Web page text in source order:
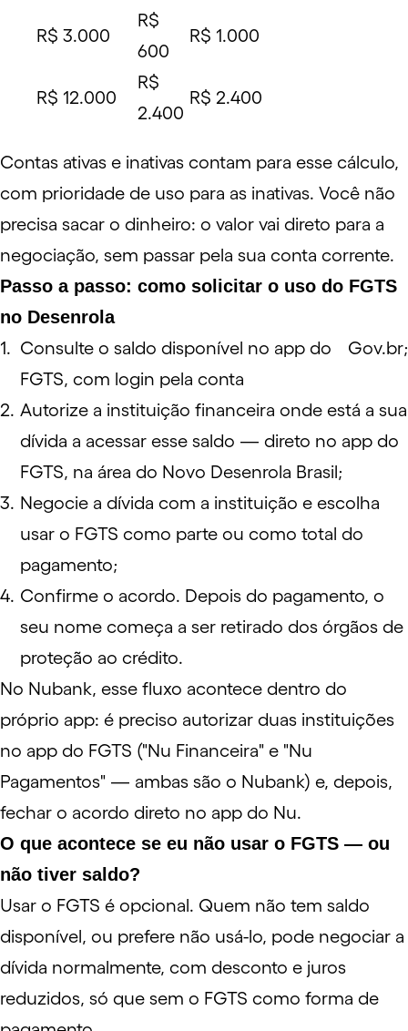
R$ 3.000
R$
600
R$ 1.000
R$ 12.000
R$
2.400
R$ 2.400
Contas ativas e inativas contam para esse cálculo,
com prioridade de uso para as inativas. Você não
precisa sacar o dinheiro: o valor vai direto para a
negociação, sem passar pela sua conta corrente.
Passo a passo: como solicitar o uso do FGTS
no Desenrola
Consulte o saldo disponível no app do
FGTS, com login pela conta
Gov.br;
Autorize a instituição financeira onde está a sua
dívida a acessar esse saldo — direto no app do
FGTS, na área do Novo Desenrola Brasil;
Negocie a dívida com a instituição e escolha
usar o FGTS como parte ou como total do
pagamento;
Confirme o acordo. Depois do pagamento, o
seu nome começa a ser retirado dos órgãos de
proteção ao crédito.
No Nubank, esse fluxo acontece dentro do
próprio app: é preciso autorizar duas instituições
no app do FGTS ("Nu Financeira" e "Nu
Pagamentos" — ambas são o Nubank) e, depois,
fechar o acordo direto no app do Nu.
O que acontece se eu não usar o FGTS — ou
não tiver saldo?
Usar o FGTS é opcional. Quem não tem saldo
disponível, ou prefere não usá-lo, pode negociar a
dívida normalmente, com desconto e juros
reduzidos, só que sem o FGTS como forma de